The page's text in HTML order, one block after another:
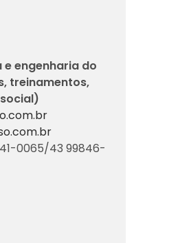
engenharia do
treinamentos,
0065/43 99846-